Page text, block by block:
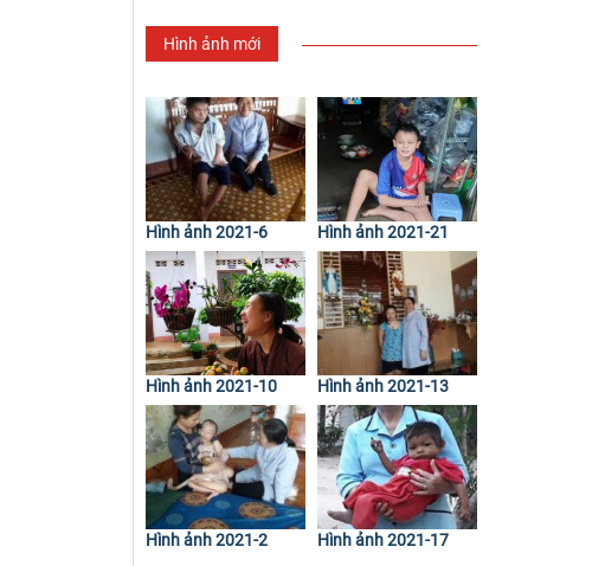
Hình ảnh mới
Hình ảnh 2021-6 Hình ảnh 2021-21
Hình ảnh 2021-10 Hình ảnh 2021-13
Hình ảnh 2021-2 Hình ảnh 2021-17